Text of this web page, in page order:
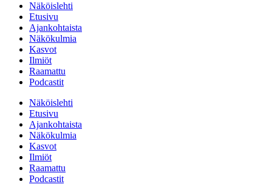
Näköislehti
Etusivu
Ajankohtaista
Näkökulmia
Kasvot
Ilmiöt
Raamattu
Podcastit
Näköislehti
Etusivu
Ajankohtaista
Näkökulmia
Kasvot
Ilmiöt
Raamattu
Podcastit